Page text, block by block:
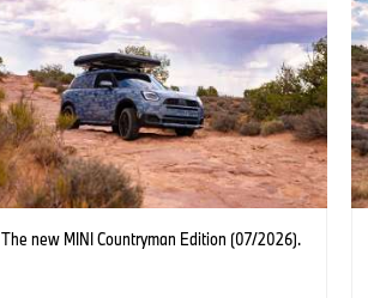
The new MINI Countryman Edition (07/2026).